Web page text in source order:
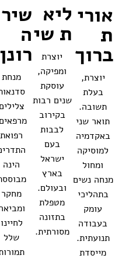
אורי
ת
ברוך
יוצרת,
בעלת
תשובה.
תואר שני
באקדמיה
למוסיקה
ומחול
מנחה נשים
בתהליכי
עומק
בעבודה
תנועתית.
מייסדת
ליא
ת שי
יוצרת
ומפיקה,
עוסקת
שנים רבות
בקירוב
לבבות
בעם
ישראל
בארץ
ובעולם.
מטפלת
בתזונה
מסורתית.
שיר
ה
רונן
מנחת
רפואת
הינה
מחקר
לחיינו
שלל